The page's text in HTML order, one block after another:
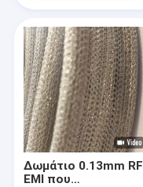
Δωμάτιο 0.13mm RF
EMI που